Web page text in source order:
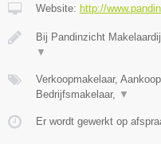
Website: http://
Bij Pandinzicht
▼
Verkoopmakelaar,
Bedrijfsmakelaar, ▼
Er wordt gewerkt op